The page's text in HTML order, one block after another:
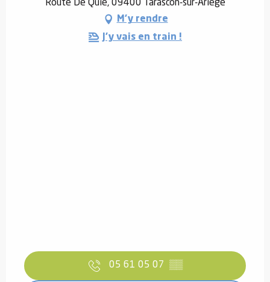
Route De Quié, 09400 Tarascon-sur-Ariège
M'y rendre
J'y vais en train !
05 61 05 07 ▒▒